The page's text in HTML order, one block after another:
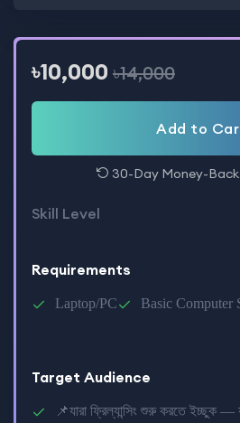
৳10,000 ৳14,000
Add to
30-Day Money-
Skill Level
Requirements
Laptop/PC Basic Computer
Target Audience
📌যারা ফ্রিল্যান্সিং শুরু করতে ইচ্ছুক —